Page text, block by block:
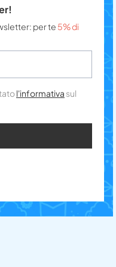
per te 5% di
l'informativa sul